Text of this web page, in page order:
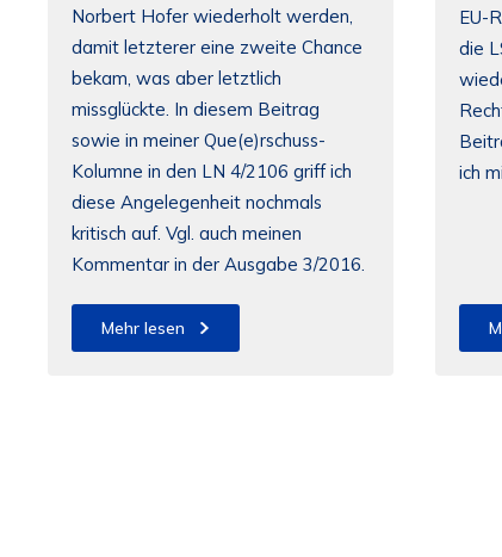
Norbert Hofer wiederholt werden,
damit letzterer eine zweite Chance
bekam, was aber letztlich
missglückte. In diesem Beitrag
sowie in meiner Que(e)rschuss-
Kolumne in den LN 4/2106 griff ich
diese Angelegenheit nochmals
kritisch auf. Vgl. auch meinen
Kommentar in der Ausgabe 3/2016.
Mehr lesen
EU-
die
ich